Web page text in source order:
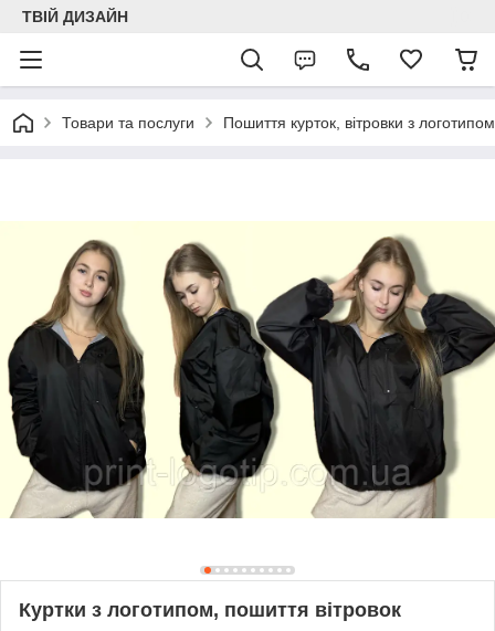
ТВІЙ ДИЗАЙН
Товари та послуги Пошиття курток, вітровки з логотипом
Куртки з логотипом, пошиття вітровок